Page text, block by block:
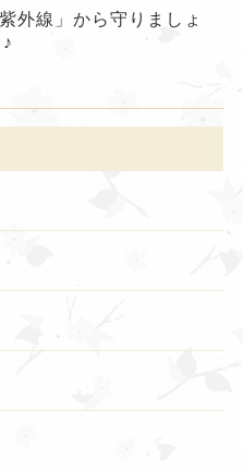
外線」から守りましょ